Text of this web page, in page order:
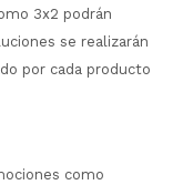
3x2 podrán
se realizarán
por cada producto
como